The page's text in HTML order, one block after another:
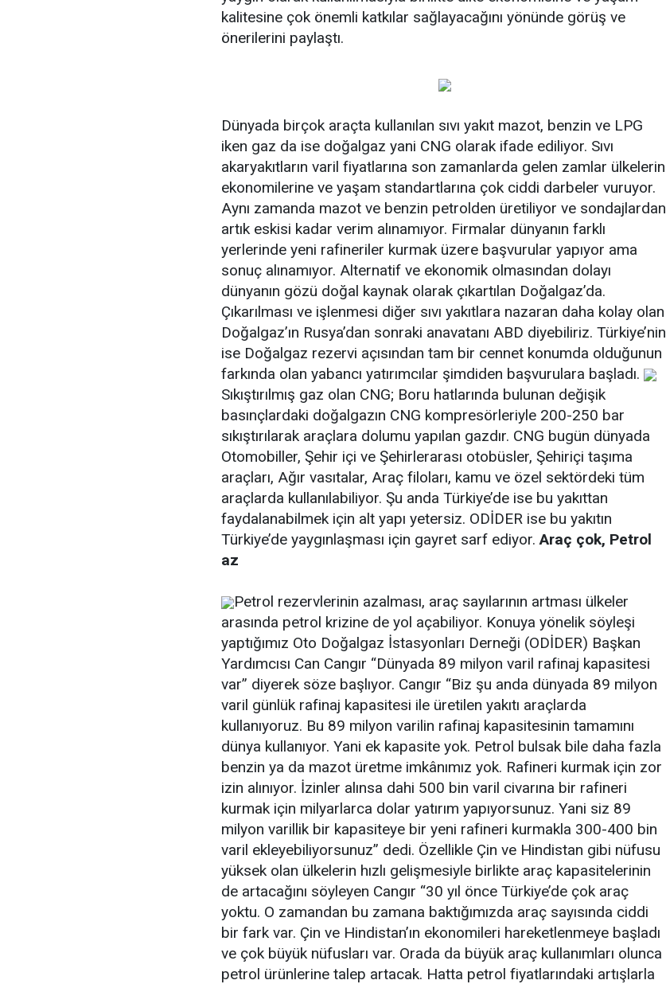
kalitesine çok önemli katkılar sağlayacağını yönünde görüş ve
önerilerini paylaştı.
Dünyada birçok araçta kullanılan sıvı yakıt mazot, benzin ve LPG
iken gaz da ise doğalgaz yani CNG olarak ifade ediliyor. Sıvı
akaryakıtların varil fiyatlarına son zamanlarda gelen zamlar ülkelerin
ekonomilerine ve yaşam standartlarına çok ciddi darbeler vuruyor.
Aynı zamanda mazot ve benzin petrolden üretiliyor ve sondajlardan
artık eskisi kadar verim alınamıyor. Firmalar dünyanın farklı
yerlerinde yeni rafineriler kurmak üzere başvurular yapıyor ama
sonuç alınamıyor. Alternatif ve ekonomik olmasından dolayı
dünyanın gözü doğal kaynak olarak çıkartılan Doğalgaz’da.
Çıkarılması ve işlenmesi diğer sıvı yakıtlara nazaran daha kolay olan
Doğalgaz’ın Rusya’dan sonraki anavatanı ABD diyebiliriz. Türkiye’nin
ise Doğalgaz rezervi açısından tam bir cennet konumda olduğunun
farkında olan yabancı yatırımcılar şimdiden başvurulara başladı.
Sıkıştırılmış gaz olan CNG; Boru hatlarında bulunan değişik
basınçlardaki doğalgazın CNG kompresörleriyle 200-250 bar
sıkıştırılarak araçlara dolumu yapılan gazdır. CNG bugün dünyada
Otomobiller, Şehir içi ve Şehirlerarası otobüsler, Şehiriçi taşıma
araçları, Ağır vasıtalar, Araç filoları, kamu ve özel sektördeki tüm
araçlarda kullanılabiliyor. Şu anda Türkiye’de ise bu yakıttan
faydalanabilmek için alt yapı yetersiz. ODİDER ise bu yakıtın
Türkiye’de yaygınlaşması için gayret sarf ediyor.Araç çok, Petrol
az
Petrol rezervlerinin azalması, araç sayılarının artması ülkeler
arasında petrol krizine de yol açabiliyor. Konuya yönelik söyleşi
yaptığımız Oto Doğalgaz İstasyonları Derneği (ODİDER) Başkan
Yardımcısı Can Cangır “Dünyada 89 milyon varil rafinaj kapasitesi
var” diyerek söze başlıyor. Cangır “Biz şu anda dünyada 89 milyon
varil günlük rafinaj kapasitesi ile üretilen yakıtı araçlarda
kullanıyoruz. Bu 89 milyon varilin rafinaj kapasitesinin tamamını
dünya kullanıyor. Yani ek kapasite yok. Petrol bulsak bile daha fazla
benzin ya da mazot üretme imkânımız yok. Rafineri kurmak için zor
izin alınıyor. İzinler alınsa dahi 500 bin varil civarına bir rafineri
kurmak için milyarlarca dolar yatırım yapıyorsunuz. Yani siz 89
milyon varillik bir kapasiteye bir yeni rafineri kurmakla 300-400 bin
varil ekleyebiliyorsunuz” dedi. Özellikle Çin ve Hindistan gibi nüfusu
yüksek olan ülkelerin hızlı gelişmesiyle birlikte araç kapasitelerinin
de artacağını söyleyen Cangır “30 yıl önce Türkiye’de çok araç
yoktu. O zamandan bu zamana baktığımızda araç sayısında ciddi
bir fark var. Çin ve Hindistan’ın ekonomileri hareketlenmeye başladı
ve çok büyük nüfusları var. Orada da büyük araç kullanımları olunca
petrol ürünlerine talep artacak. Hatta petrol fiyatlarındaki artışlarla